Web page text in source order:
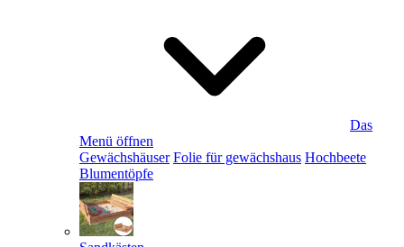
Das
Menü öffnen
Gewächshäuser Folie für gewächshaus Hochbeete
Blumentöpfe